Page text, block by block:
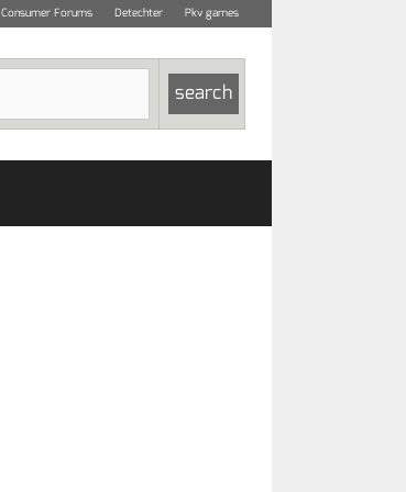
Consumer Forums Detechter Pkv games